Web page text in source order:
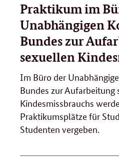
Praktikum im
Unabhängigen
Bundes zur
sexuellen
Im Büro der
Bundes zur Aufarbeitung
Kindesmissbrauchs
Praktikumsplätze für
Studenten vergeben.